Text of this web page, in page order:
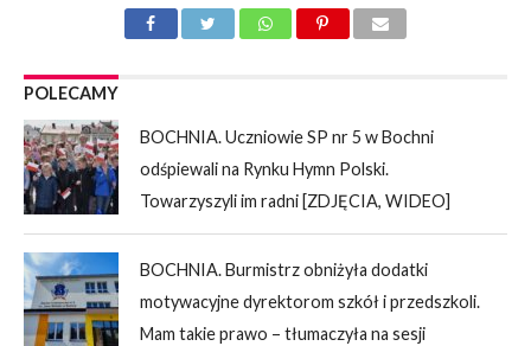
POLECAMY
BOCHNIA. Uczniowie SP nr 5 w Bochni
odśpiewali na Rynku Hymn Polski.
Towarzyszyli im radni [ZDJĘCIA, WIDEO]
BOCHNIA. Burmistrz obniżyła dodatki
motywacyjne dyrektorom szkół i przedszkoli.
Mam takie prawo – tłumaczyła na sesji